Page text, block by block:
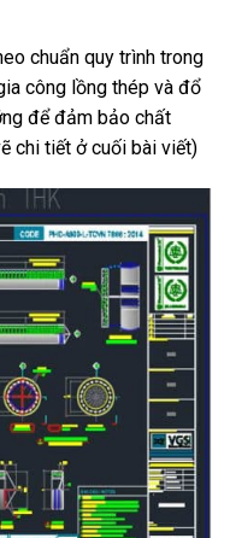
chuẩn quy trình trong
công lồng thép và đổ
để đảm bảo chất
chi tiết ở cuối bài viết)